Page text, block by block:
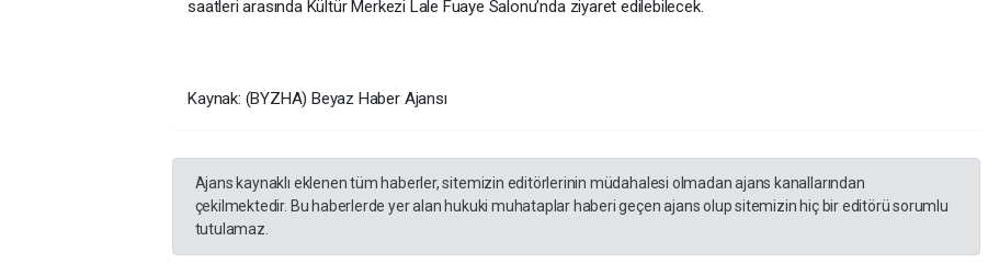
saatleri arasında Kültür Merkezi Lale Fuaye Salonu’nda ziyaret edilebilecek.
Kaynak: (BYZHA) Beyaz Haber Ajansı
Ajans kaynaklı eklenen tüm haberler, sitemizin editörlerinin müdahalesi olmadan ajans kanallarından
çekilmektedir. Bu haberlerde yer alan hukuki muhataplar haberi geçen ajans olup sitemizin hiç bir editörü sorumlu
tutulamaz.